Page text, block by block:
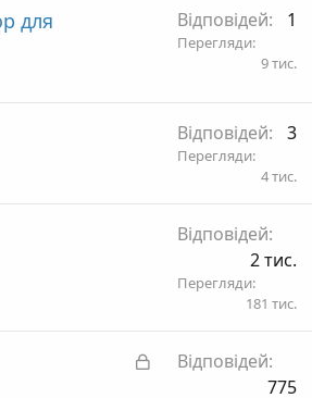
для
Відповідей 1
Перегляди
9 тис.
Відповідей 3
Перегляди
4 тис.
Відповідей
2 тис.
Перегляди
181 тис.
З
Відповідей
775